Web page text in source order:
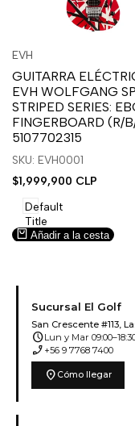
sesión
para
usar
la
lista
deseos.
para
usar
Compare
Proveedor:
EVH
GUITARRA
EVH WOLFGANG
STRIPED SERIES:
FINGERBOARD (R/
5107702315
SKU: EVH0001
Precio
venta
$1,999,900 CLP
Default
Title
Añadir a la cesta
Sucursal El Golf
San Crescente #113,
scheduleLun y Mar
phone_enabled +56 9 7768 7400
location_on Cómo llegar